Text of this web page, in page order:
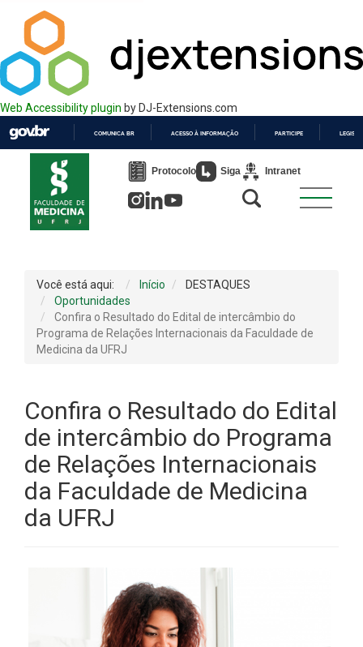
Web Accessibility plugin by DJ-Extensions.com
PARA
COMUNICA BR ACESSO À INFORMAÇÃO PARTICIPE
Protocolo Siga Intranet
Você está aqui: Início
DESTAQUES
Oportunidades
Confira o Resultado do Edital de intercâmbio do
Programa de Relações Internacionais da Faculdade de
Medicina da UFRJ
Confira o Resultado do Edital
de intercâmbio do Programa
de Relações Internacionais
da Faculdade de Medicina
da UFRJ